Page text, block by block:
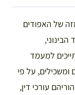
של האפודים
למעמד
ומשכילים, על פי
עורכי דין,